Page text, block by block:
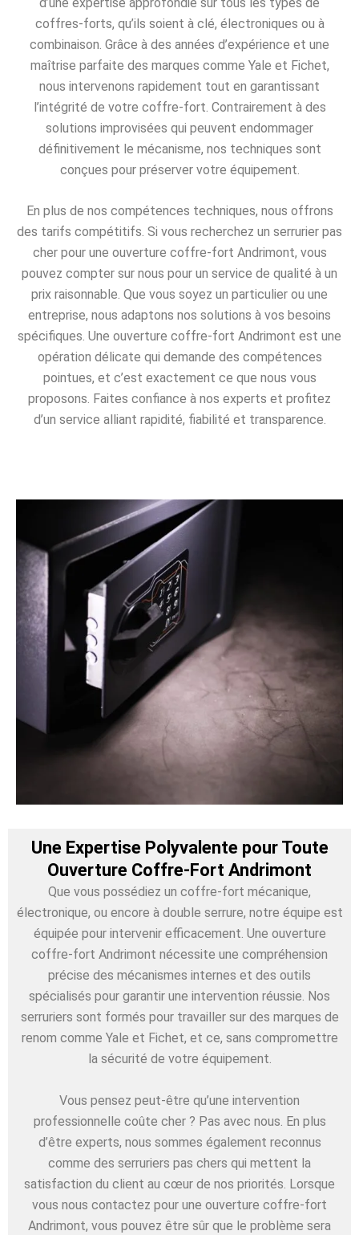
coffres-forts, qu’ils soient à clé, électroniques ou à
combinaison. Grâce à des années d’expérience et une
maîtrise parfaite des marques comme Yale et Fichet,
nous intervenons rapidement tout en garantissant
l’intégrité de votre coffre-fort. Contrairement à des
solutions improvisées qui peuvent endommager
définitivement le mécanisme, nos techniques sont
conçues pour préserver votre équipement.
En plus de nos compétences techniques, nous offrons
des tarifs compétitifs. Si vous recherchez un serrurier pas
cher pour une ouverture coffre-fort Andrimont, vous
pouvez compter sur nous pour un service de qualité à un
prix raisonnable. Que vous soyez un particulier ou une
entreprise, nous adaptons nos solutions à vos besoins
spécifiques. Une ouverture coffre-fort Andrimont est une
opération délicate qui demande des compétences
pointues, et c’est exactement ce que nous vous
proposons. Faites confiance à nos experts et profitez
d’un service alliant rapidité, fiabilité et transparence.
Une Expertise Polyvalente pour Toute
Ouverture Coffre-Fort Andrimont
Que vous possédiez un coffre-fort mécanique,
électronique, ou encore à double serrure, notre équipe est
équipée pour intervenir efficacement. Une ouverture
coffre-fort Andrimont nécessite une compréhension
précise des mécanismes internes et des outils
spécialisés pour garantir une intervention réussie. Nos
serruriers sont formés pour travailler sur des marques de
renom comme Yale et Fichet, et ce, sans compromettre
la sécurité de votre équipement.
Vous pensez peut-être qu’une intervention
professionnelle coûte cher ? Pas avec nous. En plus
d’être experts, nous sommes également reconnus
comme des serruriers pas chers qui mettent la
satisfaction du client au cœur de nos priorités. Lorsque
vous nous contactez pour une ouverture coffre-fort
Andrimont, vous pouvez être sûr que le problème sera